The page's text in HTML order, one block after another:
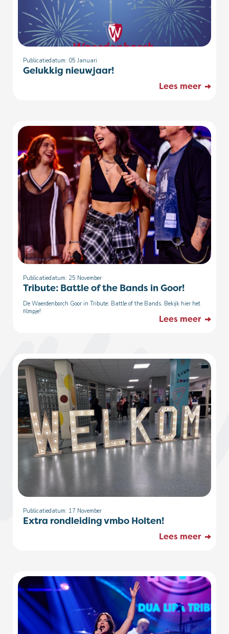
Publicatiedatum: 05 Januari
Gelukkig nieuwjaar!
Lees meer
Publicatiedatum: 25 November
Tribute: Battle of the Bands in Goor!
De Waerdenborch Goor in Tribute: Battle of the Bands. Bekijk hier het
filmpje!
Lees meer
Publicatiedatum: 17 November
Extra rondleiding vmbo Holten!
Lees meer